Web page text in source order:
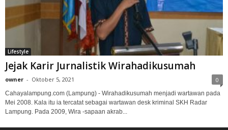
Lifestyle
Jejak Karir Jurnalistik Wirahadikusumah
owner - Oktober 5, 2021 0
Cahayalampung.com (Lampung) - Wirahadikusumah menjadi wartawan pada
Mei 2008. Kala itu ia tercatat sebagai wartawan desk kriminal SKH Radar
Lampung. Pada 2009, Wira -sapaan akrab...